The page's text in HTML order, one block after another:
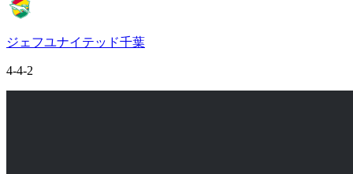
ジェフユナイテッド千葉
4-4-2